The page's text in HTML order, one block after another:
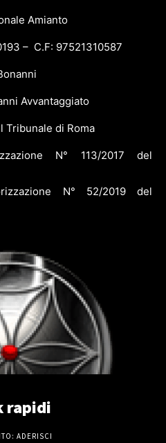
Amianto
– C.F: 97521310587
Avvantaggiato
Tribunale di Roma
N° 113/2017 del
N° 52/2019 del
rapidi
ADERISCI